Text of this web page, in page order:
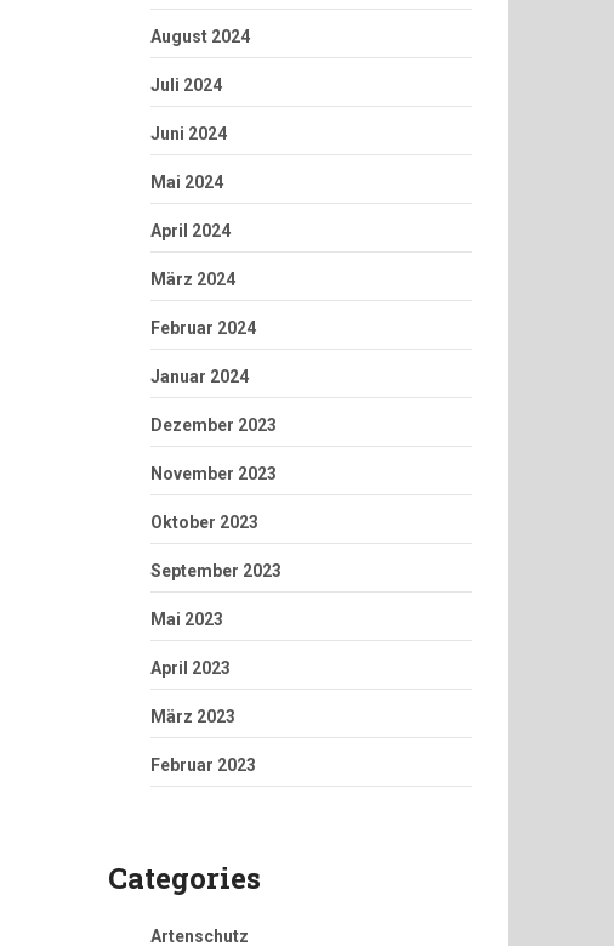
August 2024
Juli 2024
Juni 2024
Mai 2024
April 2024
März 2024
Februar 2024
Januar 2024
Dezember 2023
November 2023
Oktober 2023
September 2023
Mai 2023
April 2023
März 2023
Februar 2023
Categories
Artenschutz